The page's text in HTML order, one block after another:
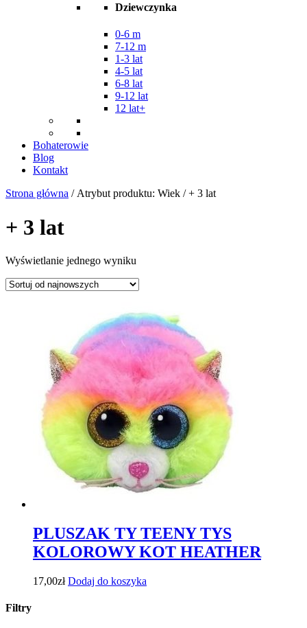
Dziewczynka
0-6 m
7-12 m
1-3 lat
4-5 lat
6-8 lat
9-12 lat
12 lat+
Bohaterowie
Blog
Kontakt
Strona główna / Atrybut produktu: Wiek / + 3 lat
+ 3 lat
Wyświetlanie jednego wyniku
PLUSZAK TY TEENY TYS
KOLOROWY KOT HEATHER
17,00zł Dodaj do koszyka
Filtry